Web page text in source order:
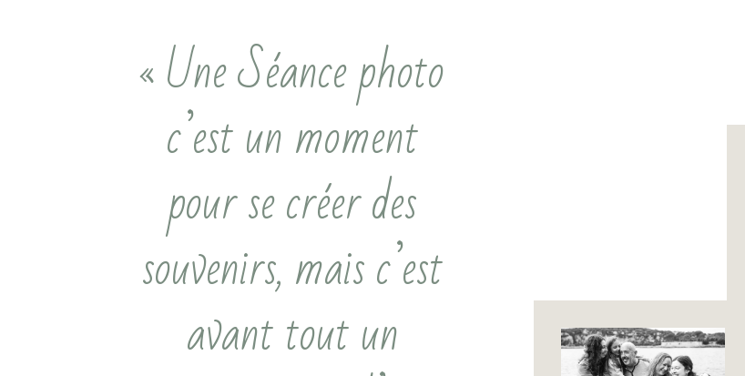
« Une Séance photo
c’est un moment
pour se créer des
souvenirs, mais c’est
avant tout un